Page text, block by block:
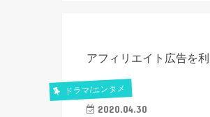
アフィリエイト広告を利
ドラマ/エンタメ
2020.04.30